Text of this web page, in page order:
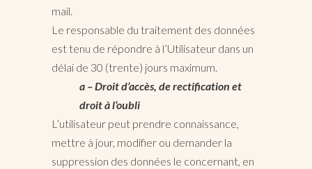
mail.
Le responsable du traitement des données
est tenu de répondre à l’Utilisateur dans un
délai de 30 (trente) jours maximum.
a – Droit d’accès, de rectification et
droit à l’oubli
L’utilisateur peut prendre connaissance,
mettre à jour, modifier ou demander la
suppression des données le concernant, en